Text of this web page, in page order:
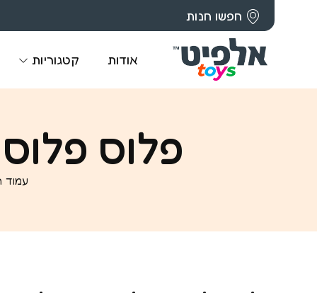
חפשו חנות
אודות קטגוריות
פלוס פלוס
עמוד